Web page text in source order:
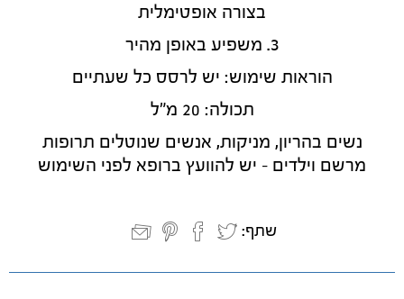
בצורה אופטימלית
3. משפיע באופן מהיר
הוראות שימוש: יש לרסס כל שעתיים
תכולה: 20 מ"ל
נשים בהריון, מניקות, אנשים שנוטלים תרופות
מרשם וילדים - יש להוועץ ברופא לפני השימוש
שתף: